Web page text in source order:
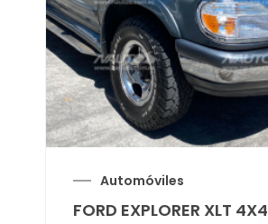
Automóviles
FORD EXPLORER XLT 4X4